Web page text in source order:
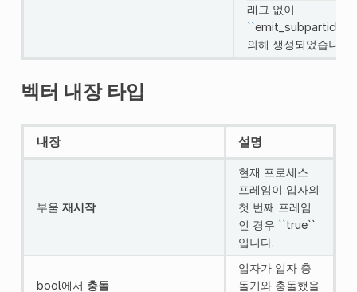
래그 없이
``
의해 생성되었습니다).
벡터 내장 타입
내장 설명
부울 재시작
현재 프로세스
프레임이 입자의
첫 번째 프레임
인 경우 ``true``
입니다.
bool에서 충돌
입자가 입자 충
돌기와 충돌했을